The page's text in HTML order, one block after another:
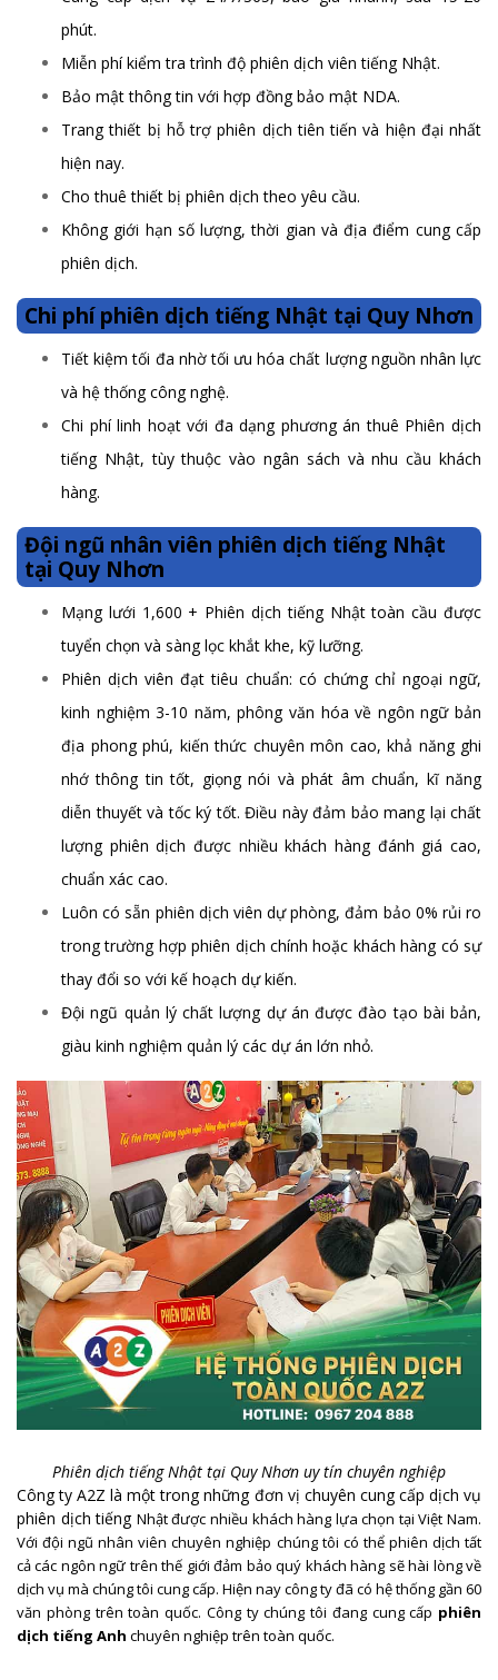
phút.
Miễn phí kiểm tra trình độ phiên dịch viên tiếng Nhật.
Bảo mật thông tin với hợp đồng bảo mật NDA.
Trang thiết bị hỗ trợ phiên dịch tiên tiến và hiện đại nhất
hiện nay.
Cho thuê thiết bị phiên dịch theo yêu cầu.
Không giới hạn số lượng, thời gian và địa điểm cung cấp
phiên dịch.
Chi phí phiên dịch tiếng Nhật tại Quy Nhơn
Tiết kiệm tối đa nhờ tối ưu hóa chất lượng nguồn nhân lực
và hệ thống công nghệ.
Chi phí linh hoạt với đa dạng phương án thuê Phiên dịch
tiếng Nhật, tùy thuộc vào ngân sách và nhu cầu khách
hàng.
Đội ngũ nhân viên phiên dịch tiếng Nhật
tại Quy Nhơn
Mạng lưới 1,600 + Phiên dịch tiếng Nhật toàn cầu được
tuyển chọn và sàng lọc khắt khe, kỹ lưỡng.
Phiên dịch viên đạt tiêu chuẩn: có chứng chỉ ngoại ngữ,
kinh nghiệm 3-10 năm, phông văn hóa về ngôn ngữ bản
địa phong phú, kiến thức chuyên môn cao, khả năng ghi
nhớ thông tin tốt, giọng nói và phát âm chuẩn, kĩ năng
diễn thuyết và tốc ký tốt. Điều này đảm bảo mang lại chất
lượng phiên dịch được nhiều khách hàng đánh giá cao,
chuẩn xác cao.
Luôn có sẵn phiên dịch viên dự phòng, đảm bảo 0% rủi ro
trong trường hợp phiên dịch chính hoặc khách hàng có sự
thay đổi so với kế hoạch dự kiến.
Đội ngũ quản lý chất lượng dự án được đào tạo bài bản,
giàu kinh nghiệm quản lý các dự án lớn nhỏ.
Phiên dịch tiếng Nhật tại Quy Nhơn uy tín chuyên nghiệp
Công ty A2Z là một trong những đơn vị chuyên cung cấp dịch vụ
phiên dịch tiếng Nhậtđược nhiều khách hàng lựa chọn tại Việt Nam.
Với đội ngũ nhân viên chuyên nghiệp chúng tôi có thể phiên dịch tất
cả các ngôn ngữ trên thế giới đảm bảo quý khách hàng sẽ hài lòng về
dịch vụ mà chúng tôi cung cấp. Hiện nay công ty đã có hệ thống gần 60
văn phòng trên toàn quốc. Công ty chúng tôi đang cung cấp phiên
dịch tiếng Anh chuyên nghiệp trên toàn quốc.